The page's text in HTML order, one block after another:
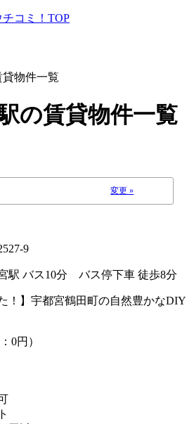
コミ！TOP
物件一覧
の賃貸物件一覧
変更 »
9
駅 バス10分 バス停下車 徒歩8分
！】宇都宮鶴田町の自然豊かなDIY
0円）